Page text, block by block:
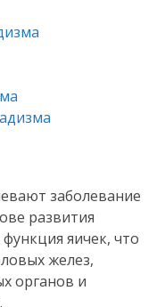
заболевание
развития
яичек, что
желез,
органов и